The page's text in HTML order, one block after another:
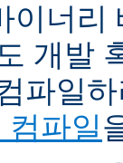
이너리
개발
파일
파일